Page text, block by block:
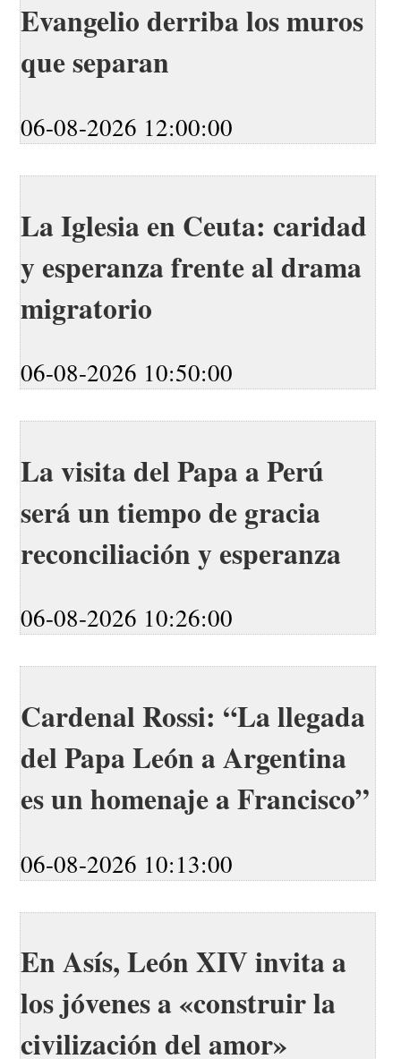
Evangelio derriba los muros
que separan
06-08-2026 12:00:00
La Iglesia en Ceuta: caridad
y esperanza frente al drama
migratorio
06-08-2026 10:50:00
La visita del Papa a Perú
será un tiempo de gracia
reconciliación y esperanza
06-08-2026 10:26:00
Cardenal Rossi: “La llegada
del Papa León a Argentina
es un homenaje a Francisco”
06-08-2026 10:13:00
En Asís, León XIV invita a
los jóvenes a «construir la
civilización del amor»